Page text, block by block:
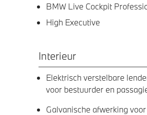
BMW Live Cockpit
High Executive
Interieur
Elektrisch verstelbare
voor bestuurder en
Galvanische afwerking voor